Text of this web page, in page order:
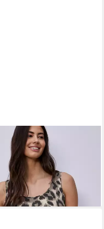
STREET ONETanktop mit
Leo-Muster
ab 14,99 € UVP 19,99 €
-25%